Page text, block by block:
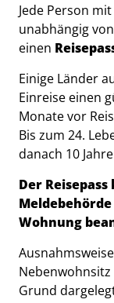
Jede Person
unabhängig
einen
Einige Länder
Einreise einen
Monate vor
Bis zum 24.
danach 10
Der
Wohnung
Grund